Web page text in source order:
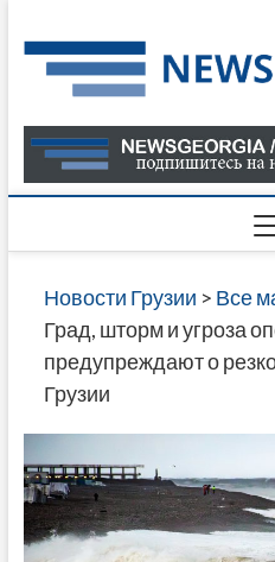
to
content
Новости Грузии > Все
Град, шторм и угроза
предупреждают о
Грузии